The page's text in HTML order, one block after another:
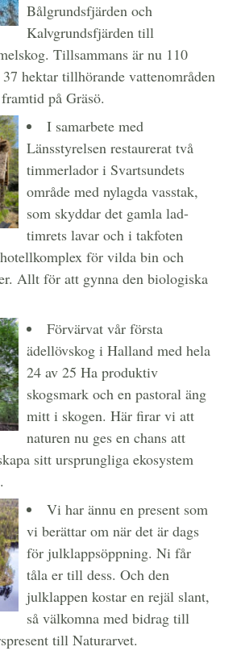
Bålgrundsfjärden och
Kalvgrundsfjärden till
Tillsammans är nu 110
hektar tillhörande vattenområden
på Gräsö.
I samarbete med
Länsstyrelsen restaurerat två
timmerlador i Svartsundets
område med nylagda vasstak,
som skyddar det gamla lad-
timrets lavar och i takfoten
för vilda bin och
Allt för att gynna den biologiska
Förvärvat vår första
ädellövskog i Halland med hela
24 av 25 Ha produktiv
skogsmark och en pastoral äng
mitt i skogen. Här firar vi att
naturen nu ges en chans att
sitt ursprungliga ekosystem
Vi har ännu en present som
vi berättar om när det är dags
för julklappsöppning. Ni får
tåla er till dess. Och den
julklappen kostar en rejäl slant,
så välkomna med bidrag till
till Naturarvet.